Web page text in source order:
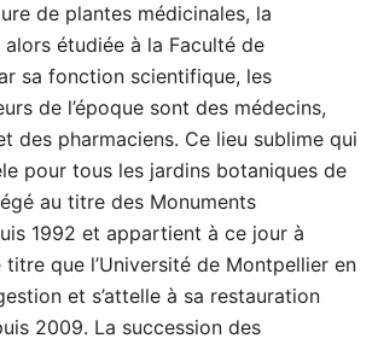
de plantes médicinales, la
étudiée à la Faculté de
sa fonction scientifique, les
de l’époque sont des médecins,
des pharmaciens. Ce lieu sublime qui
pour tous les jardins botaniques de
au titre des Monuments
1992 et appartient à ce jour à
titre que l’Université de Montpellier en
et s’attelle à sa restauration
2009. La succession des